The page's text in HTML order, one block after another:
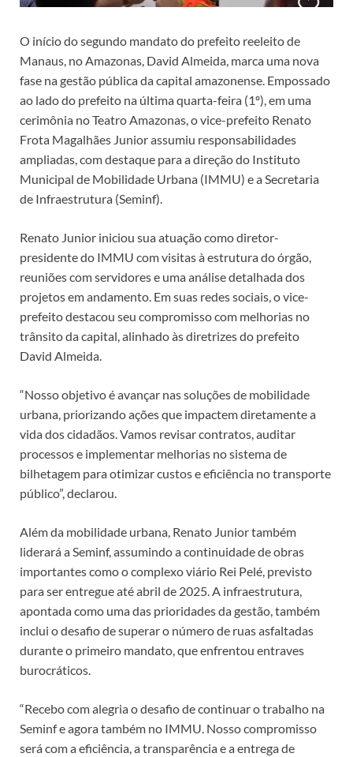
O início do segundo mandato do prefeito reeleito de
Manaus, no Amazonas, David Almeida, marca uma nova
fase na gestão pública da capital amazonense. Empossado
ao lado do prefeito na última quarta-feira (1º), em uma
cerimônia no Teatro Amazonas, o vice-prefeito Renato
Frota Magalhães Junior assumiu responsabilidades
ampliadas, com destaque para a direção do Instituto
Municipal de Mobilidade Urbana (IMMU) e a Secretaria
de Infraestrutura (Seminf).
Renato Junior iniciou sua atuação como diretor-
presidente do IMMU com visitas à estrutura do órgão,
reuniões com servidores e uma análise detalhada dos
projetos em andamento. Em suas redes sociais, o vice-
prefeito destacou seu compromisso com melhorias no
trânsito da capital, alinhado às diretrizes do prefeito
David Almeida.
“Nosso objetivo é avançar nas soluções de mobilidade
urbana, priorizando ações que impactem diretamente a
vida dos cidadãos. Vamos revisar contratos, auditar
processos e implementar melhorias no sistema de
bilhetagem para otimizar custos e eficiência no transporte
público”, declarou.
Além da mobilidade urbana, Renato Junior também
liderará a Seminf, assumindo a continuidade de obras
importantes como o complexo viário Rei Pelé, previsto
para ser entregue até abril de 2025. A infraestrutura,
apontada como uma das prioridades da gestão, também
inclui o desafio de superar o número de ruas asfaltadas
durante o primeiro mandato, que enfrentou entraves
burocráticos.
“Recebo com alegria o desafio de continuar o trabalho na
Seminf e agora também no IMMU. Nosso compromisso
será com a eficiência, a transparência e a entrega de